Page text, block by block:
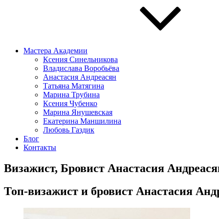
Мастера Академии
Ксения Синельникова
Владислава Воробьёва
Анастасия Андреасян
Татьяна Матягина
Марина Трубина
Ксения Чубенко
Марина Янушевская
Екатерина Маншилина
Любовь Газдик
Блог
Контакты
Визажист, Бровист Анастасия
Топ-визажист и бровист Анастасия